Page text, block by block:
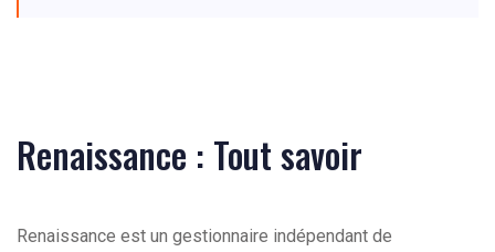
Renaissance : Tout savoir
Renaissance est un gestionnaire indépendant de